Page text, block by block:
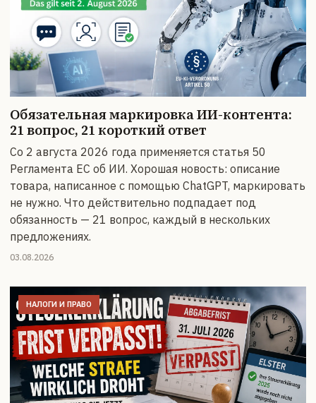
Обязательная маркировка ИИ-контента:
21 вопрос, 21 короткий ответ
Со 2 августа 2026 года применяется статья 50
Регламента ЕС об ИИ. Хорошая новость: описание
товара, написанное с помощью ChatGPT, маркировать
не нужно. Что действительно подпадает под
обязанность — 21 вопрос, каждый в нескольких
предложениях.
03.08.2026
НАЛОГИ И ПРАВО